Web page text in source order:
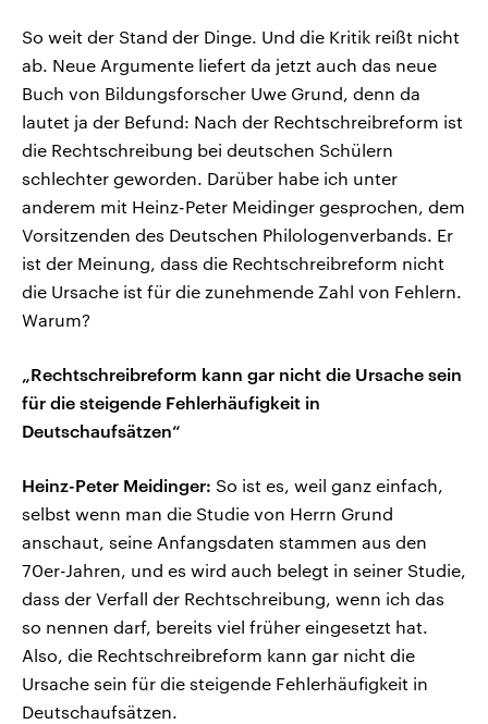
So weit der Stand der Dinge. Und die Kritik reißt nicht
ab. Neue Argumente liefert da jetzt auch das neue
Buch von Bildungsforscher Uwe Grund, denn da
lautet ja der Befund: Nach der Rechtschreibreform ist
die Rechtschreibung bei deutschen Schülern
schlechter geworden. Darüber habe ich unter
anderem mit Heinz-Peter Meidinger gesprochen, dem
Vorsitzenden des Deutschen Philologenverbands. Er
ist der Meinung, dass die Rechtschreibreform nicht
die Ursache ist für die zunehmende Zahl von Fehlern.
Warum?
„Rechtschreibreform kann gar nicht die Ursache sein
für die steigende Fehlerhäufigkeit in
Deutschaufsätzen“
Heinz-Peter Meidinger: So ist es, weil ganz einfach,
selbst wenn man die Studie von Herrn Grund
anschaut, seine Anfangsdaten stammen aus den
70er-Jahren, und es wird auch belegt in seiner Studie,
dass der Verfall der Rechtschreibung, wenn ich das
so nennen darf, bereits viel früher eingesetzt hat.
Also, die Rechtschreibreform kann gar nicht die
Ursache sein für die steigende Fehlerhäufigkeit in
Deutschaufsätzen.